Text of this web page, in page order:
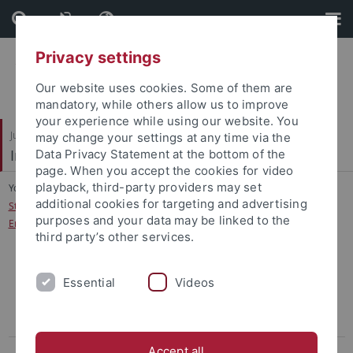
Skip
to
content
Skip
to
footer
Juristische Fakultät
Institut für Kriminologie
You are here: Startseite
...
Straffälligenhilfe unter Veränderungsdruck- Analyse neuer
Entwicklungstendenzen in der Freien Straffälligenhilfe
Evaluation der Sozialen Diagnostik und daran anschließender
Intervention im Bereich Bewährungshilfe und Führungsaufsicht bei
Privacy settings
Our website uses cookies. Some of them are
mandatory, while others allow us to improve
your experience while using our website. You
may change your settings at any time via the
Data Privacy Statement at the bottom of the
page. When you accept the cookies for video
playback, third-party providers may set
additional cookies for targeting and advertising
purposes and your data may be linked to the
third party’s other services.
Essential Videos